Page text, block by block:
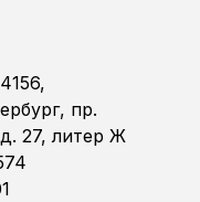
пр.
27, литер Ж